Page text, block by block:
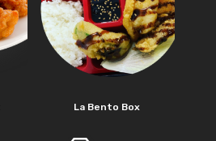
La Bento Box